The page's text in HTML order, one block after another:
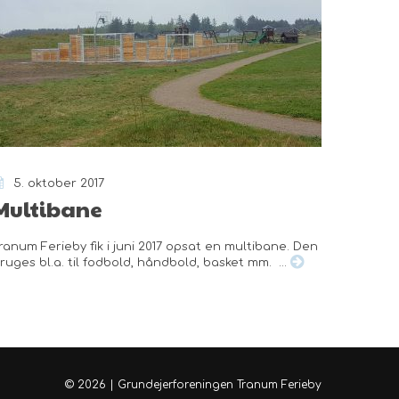
5. oktober 2017
Ferieby fik i juni 2017 opsat en multibane. Den
bl.a. til fodbold, håndbold, basket mm. ...
© 2026 | Grundejerforeningen Tranum Ferieby